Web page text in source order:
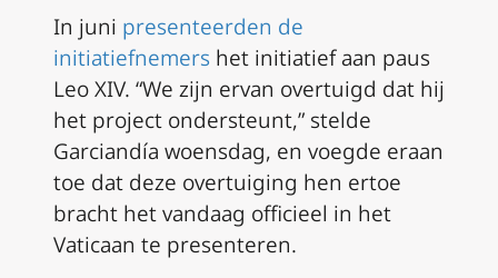
In juni presenteerden de
initiatiefnemers het initiatief aan paus
Leo XIV. “We zijn ervan overtuigd dat hij
het project ondersteunt,” stelde
Garciandía woensdag, en voegde eraan
toe dat deze overtuiging hen ertoe
bracht het vandaag officieel in het
Vaticaan te presenteren.